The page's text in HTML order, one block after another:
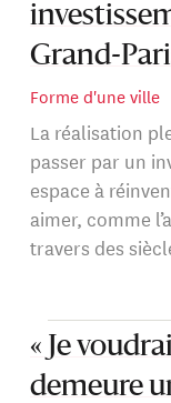
Grand-
Forme d'une ville
La réalisation
passer par un
espace à
aimer, comme
travers des
« Je
demeure